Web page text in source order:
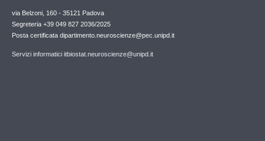
via Belzoni, 160 - 35121 Padova
Segreteria +39 049 827 2036/2025
Posta certificata dipartimento.neuroscienze@pec.unipd.it
Servizi informatici itbiostat.neuroscienze@unipd.it